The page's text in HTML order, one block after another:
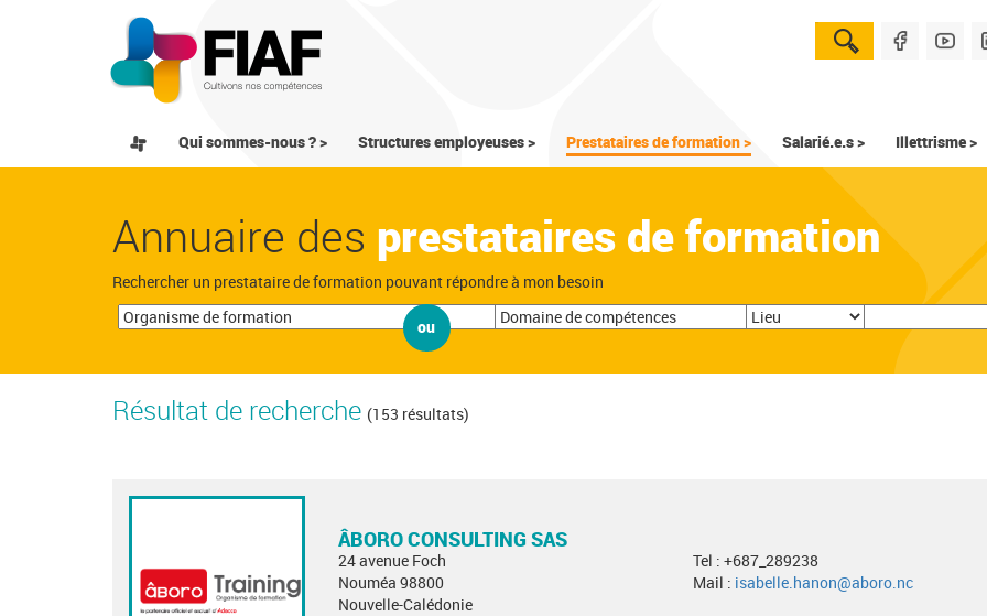
Qui sommes-nous ? > Structures employeuses > Prestataires de formation > Salarié.e.s > Illettrisme >
Annuaire des prestataires de formation
Rechercher un prestataire de formation pouvant répondre à mon besoin
ou
Résultat de recherche (153 résultats)
ÂBORO CONSULTING SAS
24 avenue Foch
Nouméa 98800
Nouvelle-Calédonie
Tel : +687_289238
Mail : isabelle.hanon@aboro.nc